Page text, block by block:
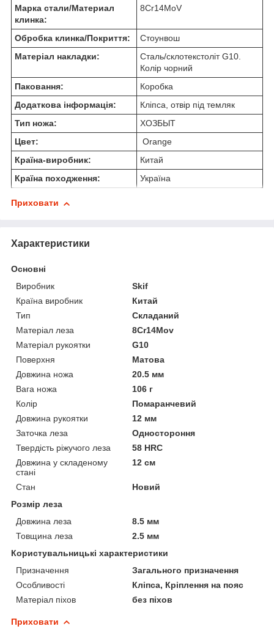
Марка стали/Материал
клинка:
8Cr14MoV
Обробка клинка/Покриття:
Стоунвош
Матеріал накладки:
Сталь/склотекстоліт G10.
Колір чорний
Паковання:
Коробка
Додаткова інформація:
Кліпса, отвір під темляк
Тип ножа:
ХОЗБЫТ
Цвет:
Orange
Країна-виробник:
Китай
Країна походження:
Україна
Приховати
Характеристики
Основні
Виробник
Skif
Країна виробник
Китай
Тип
Складаний
Матеріал леза
8Cr14Mov
Матеріал рукоятки
G10
Поверхня
Матова
Довжина ножа
20.5 мм
Вага ножа
106 г
Колір
Помаранчевий
Довжина рукоятки
12 мм
Заточка леза
Одностороння
Твердість ріжучого леза
58 HRC
Довжина у складеному
стані
12 см
Стан
Новий
Розмір леза
Довжина леза
8.5 мм
Товщина леза
2.5 мм
Користувальницькі характеристики
Призначення
Загального призначення
Особливості
Кліпса, Кріплення на пояс
Матеріал піхов
без піхов
Приховати